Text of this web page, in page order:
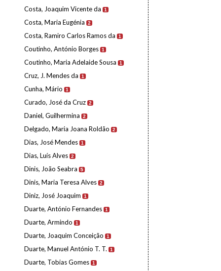
Costa, Joaquim Vicente da 1
Costa, Maria Eugénia 2
Costa, Ramiro Carlos Ramos da 1
Coutinho, António Borges 1
Coutinho, Maria Adelaide Sousa 1
Cruz, J. Mendes da 1
Cunha, Mário 1
Curado, José da Cruz 2
Daniel, Guilhermina 2
Delgado, Maria Joana Roldão 2
Dias, José Mendes 1
Dias, Luís Alves 2
Dinis, João Seabra 5
Dinis, Maria Teresa Alves 2
Diniz, José Joaquim 1
Duarte, António Fernandes 1
Duarte, Armindo 1
Duarte, Joaquim Conceição 1
Duarte, Manuel António T. T. 1
Duarte, Tobias Gomes 1